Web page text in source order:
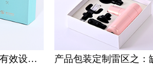
产品包装定制雷区之：缺乏有效设计与过度追求创意